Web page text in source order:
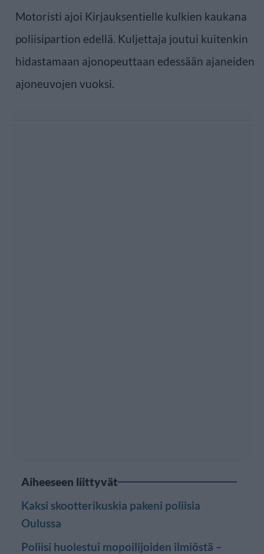
Motoristi ajoi Kirjauksentielle kulkien kaukana
poliisipartion edellä. Kuljettaja joutui kuitenkin
hidastamaan ajonopeuttaan edessään ajaneiden
ajoneuvojen vuoksi.
Aiheeseen liittyvät
Kaksi skootterikuskia pakeni poliisia
Oulussa
Poliisi huolestui mopoilijoiden ilmiöstä –